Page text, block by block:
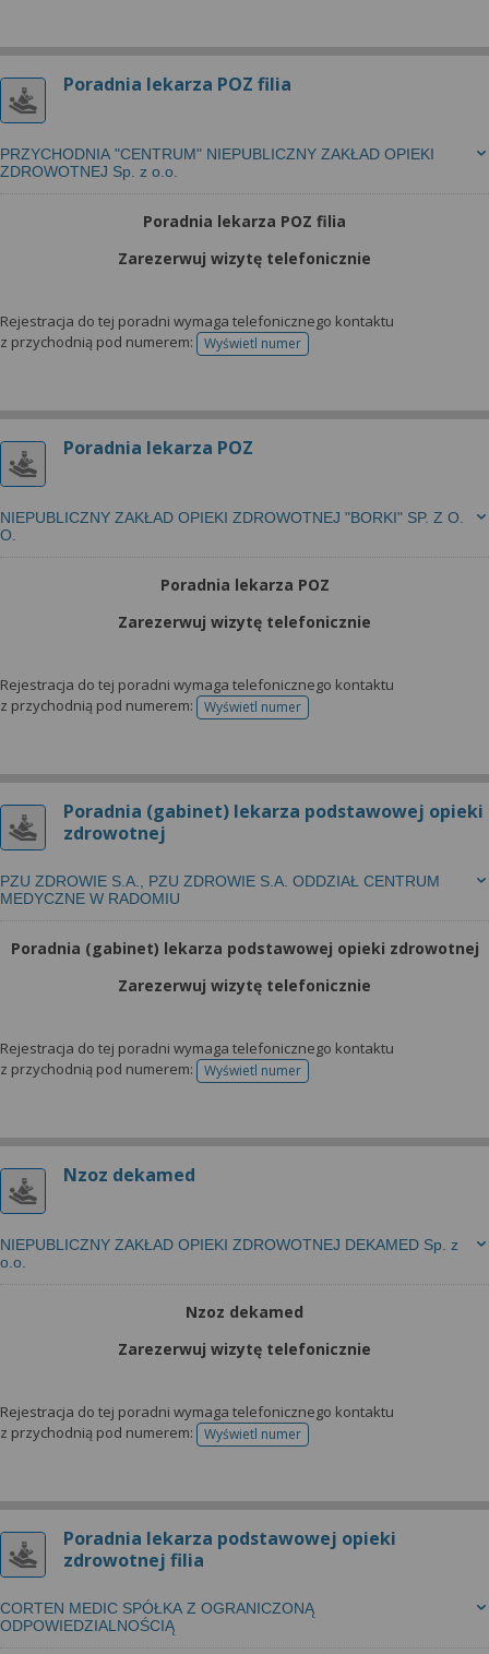
Poradnia lekarza POZ filia
PRZYCHODNIA "CENTRUM" NIEPUBLICZNY ZAKŁAD OPIEKI
ZDROWOTNEJ Sp. z o.o.
Poradnia lekarza POZ filia
Zarezerwuj wizytę telefonicznie
Rejestracja do tej poradni wymaga telefonicznego kontaktu
z przychodnią pod numerem:
Wyświetl numertelefonu do rejestracji
Poradnia lekarza POZ
NIEPUBLICZNY ZAKŁAD OPIEKI ZDROWOTNEJ "BORKI" SP. Z O.
O.
Poradnia lekarza POZ
Zarezerwuj wizytę telefonicznie
Rejestracja do tej poradni wymaga telefonicznego kontaktu
z przychodnią pod numerem:
Wyświetl numertelefonu do rejestracji
Poradnia (gabinet) lekarza podstawowej opieki
zdrowotnej
PZU ZDROWIE S.A., PZU ZDROWIE S.A. ODDZIAŁ CENTRUM
MEDYCZNE W RADOMIU
Poradnia (gabinet) lekarza podstawowej opieki zdrowotnej
Zarezerwuj wizytę telefonicznie
Rejestracja do tej poradni wymaga telefonicznego kontaktu
z przychodnią pod numerem:
Wyświetl numertelefonu do rejestracji
Nzoz dekamed
NIEPUBLICZNY ZAKŁAD OPIEKI ZDROWOTNEJ DEKAMED Sp. z
o.o.
Nzoz dekamed
Zarezerwuj wizytę telefonicznie
Rejestracja do tej poradni wymaga telefonicznego kontaktu
z przychodnią pod numerem:
Wyświetl numertelefonu do rejestracji
Poradnia lekarza podstawowej opieki
zdrowotnej filia
CORTEN MEDIC SPÓŁKA Z OGRANICZONĄ
ODPOWIEDZIALNOŚCIĄ